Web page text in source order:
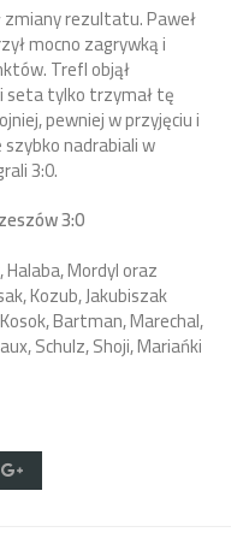
rezultatu. Paweł
mocno zagrywką i
Trefl objął
seta tylko trzymał tę
pewniej w przyjęciu i
nadrabiali w
3:0.
3:0
Halaba, Mordyl oraz
Kozub, Jakubiszak
Bartman, Marechal,
Schulz, Shoji, Mariańki